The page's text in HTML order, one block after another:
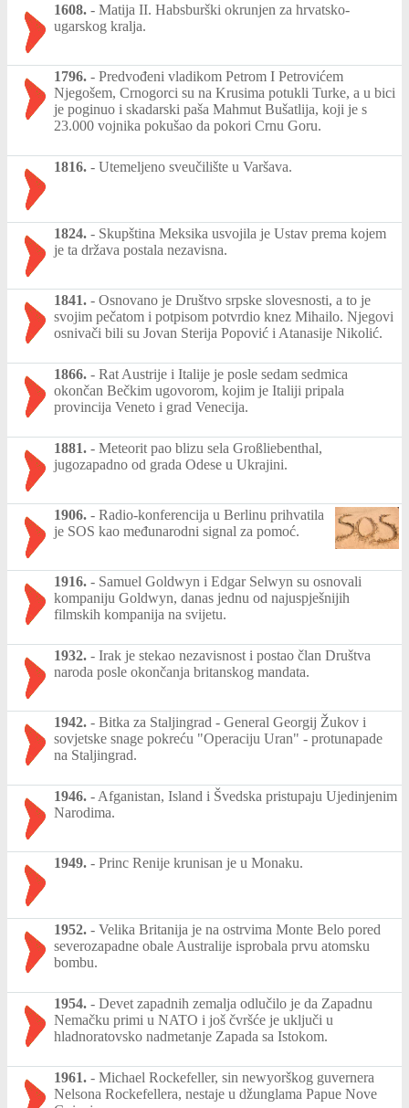
1608. - Matija II. Habsburški okrunjen za hrvatsko-
ugarskog kralja.
1796. - Predvođeni vladikom Petrom I Petrovićem
Njegošem, Crnogorci su na Krusima potukli Turke, a u bici
je poginuo i skadarski paša Mahmut Bušatlija, koji je s
23.000 vojnika pokušao da pokori Crnu Goru.
1816. - Utemeljeno sveučilište u Varšava.
1824. - Skupština Meksika usvojila je Ustav prema kojem
je ta država postala nezavisna.
1841. - Osnovano je Društvo srpske slovesnosti, a to je
svojim pečatom i potpisom potvrdio knez Mihailo. Njegovi
osnivači bili su Jovan Sterija Popović i Atanasije Nikolić.
1866. - Rat Austrije i Italije je posle sedam sedmica
okončan Bečkim ugovorom, kojim je Italiji pripala
provincija Veneto i grad Venecija.
1881. - Meteorit pao blizu sela Großliebenthal,
jugozapadno od grada Odese u Ukrajini.
1906. - Radio-konferencija u Berlinu prihvatila
je SOS kao međunarodni signal za pomoć.
1916. - Samuel Goldwyn i Edgar Selwyn su osnovali
kompaniju Goldwyn, danas jednu od najuspješnijih
filmskih kompanija na svijetu.
1932. - Irak je stekao nezavisnost i postao član Društva
naroda posle okončanja britanskog mandata.
1942. - Bitka za Staljingrad - General Georgij Žukov i
sovjetske snage pokreću "Operaciju Uran" - protunapade
na Staljingrad.
1946. - Afganistan, Island i Švedska pristupaju Ujedinjenim
Narodima.
1949. - Princ Renije krunisan je u Monaku.
1952. - Velika Britanija je na ostrvima Monte Belo pored
severozapadne obale Australije isprobala prvu atomsku
bombu.
1954. - Devet zapadnih zemalja odlučilo je da Zapadnu
Nemačku primi u NATO i još čvršće je uključi u
hladnoratovsko nadmetanje Zapada sa Istokom.
1961. - Michael Rockefeller, sin newyorškog guvernera
Nelsona Rockefellera, nestaje u džunglama Papue Nove